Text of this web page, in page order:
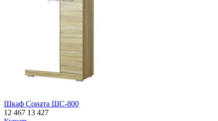
Шкаф Соната ШС-800
12 467 13 427